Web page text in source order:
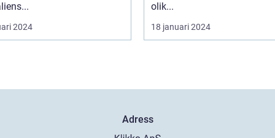
2024
olik...
18 januari 2024
Adress